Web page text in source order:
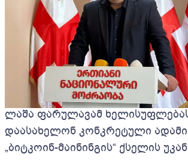
ლაშა ფარულავამ
დაასახელონ კონკრეტული
„ბიტკოინ-მაინინგის“ ქსელის